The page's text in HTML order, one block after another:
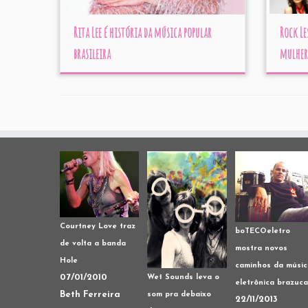
Rita Lee é história da música popular
brasileira
Rock
Courtney Love traz
de volta a banda
Hole
07/01/2010
Beth Ferreira
Wet Sounds leva o
som pra debaixo
boTECOeletro
mostra novos
caminhos da
eletrônica brazuca
22/11/2013